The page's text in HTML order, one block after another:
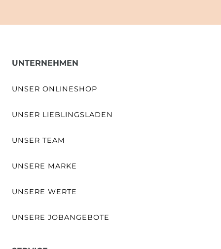
UNTERNEHMEN
UNSER ONLINESHOP
UNSER LIEBLINGSLADEN
UNSER TEAM
UNSERE MARKE
UNSERE WERTE
UNSERE JOBANGEBOTE